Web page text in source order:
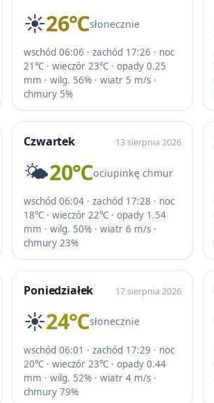
☀️26℃słonecznie
wschód 06:06 · zachód 17:26 · noc
21℃ · wieczór 23℃ · opady 0.25
mm · wilg. 56% · wiatr 5 m/s ·
chmury 5%
Czwartek 13 sierpnia 2026
🌤️20℃ociupinkę chmur
wschód 06:04 · zachód 17:28 · noc
18℃ · wieczór 22℃ · opady 1.54
mm · wilg. 50% · wiatr 6 m/s ·
chmury 23%
Poniedziałek 17 sierpnia 2026
☀️24℃słonecznie
wschód 06:01 · zachód 17:29 · noc
20℃ · wieczór 23℃ · opady 0.44
mm · wilg. 52% · wiatr 4 m/s ·
chmury 79%